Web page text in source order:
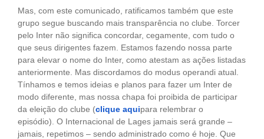
Mas, com este comunicado, ratificamos também que este
grupo segue buscando mais transparência no clube. Torcer
pelo Inter não significa concordar, cegamente, com tudo o
que seus dirigentes fazem. Estamos fazendo nossa parte
para elevar o nome do Inter, como atestam as ações listadas
anteriormente. Mas discordamos do modus operandi atual.
Tínhamos e temos ideias e planos para fazer um Inter de
modo diferente, mas nossa chapa foi proibida de participar
da eleição do clube (clique aquipara relembrar o
episódio). O Internacional de Lages jamais será grande –
jamais, repetimos – sendo administrado como é hoje. Que